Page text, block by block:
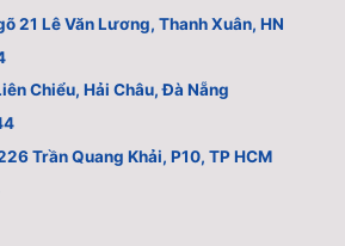
21 Lê Văn Lương, Thanh Xuân, HN
Chiểu, Hải Châu, Đà Nẵng
Trần Quang Khải, P10, TP HCM